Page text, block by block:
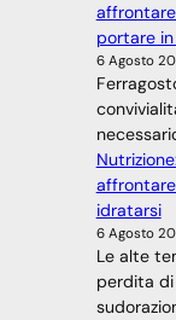
portare
6 Agosto
idratarsi
6 Agosto
Le alte
perdita